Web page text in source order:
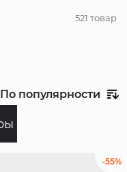
521 товар
По популярности
-55%